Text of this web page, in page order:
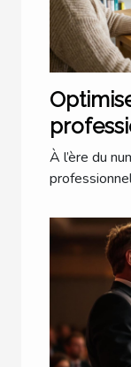
à l'IA
À l’ère du